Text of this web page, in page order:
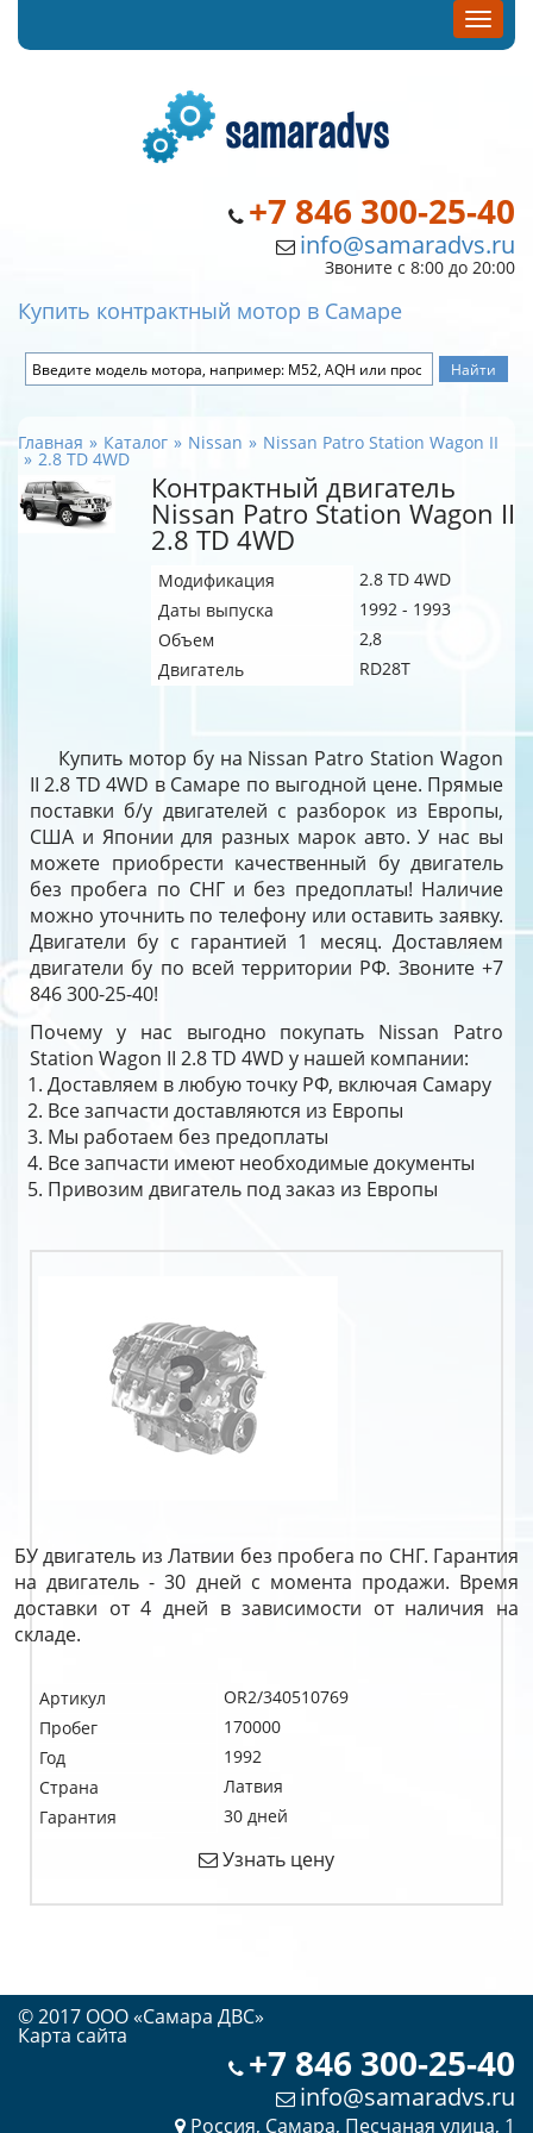
+7 846 300-25-40
info@samaradvs.ru
Звоните с 8:00 до 20:00
Купить контрактный мотор в Самаре
Главная Каталог Nissan Nissan Patro Station Wagon II
2.8 TD 4WD
Контрактный двигатель
Nissan Patro Station Wagon II
2.8 TD 4WD
Модификация
2.8 TD 4WD
Даты выпуска
1992 - 1993
Объем
2,8
Двигатель
RD28T
Купить мотор бу на Nissan Patro Station Wagon
II 2.8 TD 4WD в Самаре по выгодной цене. Прямые
поставки б/у двигателей с разборок из Европы,
США и Японии для разных марок авто. У нас вы
можете приобрести качественный бу двигатель
без пробега по СНГ и без предоплаты! Наличие
можно уточнить по телефону или оставить заявку.
Двигатели бу с гарантией 1 месяц. Доставляем
двигатели бу по всей территории РФ. Звоните +7
846 300-25-40!
Почему у нас выгодно покупать Nissan Patro
Station Wagon II 2.8 TD 4WD у нашей компании:
Доставляем в любую точку РФ, включая Самару
Все запчасти доставляются из Европы
Мы работаем без предоплаты
Все запчасти имеют необходимые документы
Привозим двигатель под заказ из Европы
БУ двигатель из Латвии без пробега по СНГ. Гарантия
на двигатель - 30 дней с момента продажи. Время
доставки от 4 дней в зависимости от наличия на
складе.
Артикул
OR2/340510769
Пробег
170000
Год
1992
Страна
Латвия
Гарантия
30 дней
Узнать цену
© 2017 OOO «Самара ДВС»
Карта сайта
+7 846 300-25-40
info@samaradvs.ru
Россия, Самара, Песчаная улица, 1